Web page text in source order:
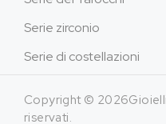
Serie zirconio
Serie di costellazioni
Copyright ©
riservati.